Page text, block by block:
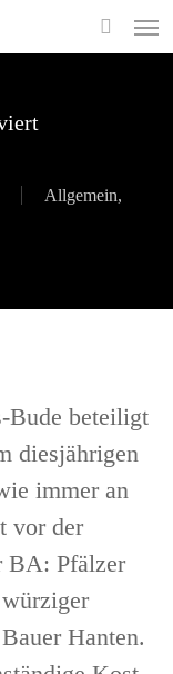
search
Allgemein,
Bude beteiligt
diesjährigen
immer an
vor der
BA: Pfälzer
Hanten.